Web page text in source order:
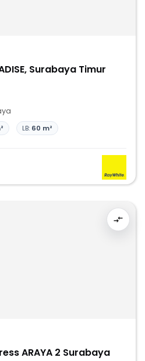
Surabaya Timur
LB: 60 m²
ARAYA 2 Surabaya